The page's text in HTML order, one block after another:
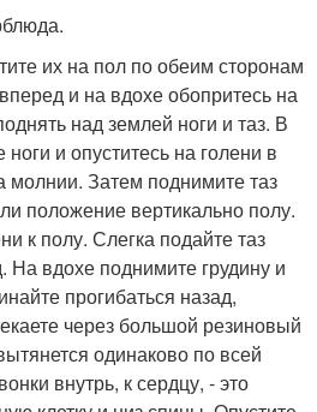
их на пол по обеим сторонам
и на вдохе обопритесь на
над землей ноги и таз. В
и опуститесь на голени в
молнии. Затем поднимите таз
положение вертикально полу.
к полу. Слегка подайте таз
На вдохе поднимите грудину и
прогибаться назад,
через большой резиновый
одинаково по всей
внутрь, к сердцу, - это